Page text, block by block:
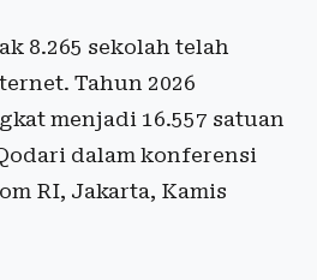
8.265 sekolah telah
Tahun 2026
menjadi 16.557 satuan
dalam konferensi
RI, Jakarta, Kamis